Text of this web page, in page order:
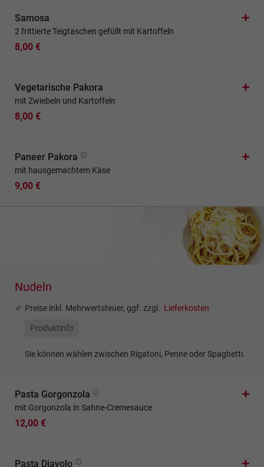
Samosa
2 frittierte Teigtaschen gefüllt mit Kartoffeln
8,00 €
Vegetarische Pakora
mit Zwiebeln und Kartoffeln
8,00 €
Paneer Pakora
mit hausgemachtem Käse
9,00 €
Nudeln
Preise inkl. Mehrwertsteuer, ggf. zzgl. Lieferkosten
Produktinfo
Sie können wählen zwischen Rigatoni, Penne oder Spaghetti.
Pasta Gorgonzola
mit Gorgonzola in Sahne-Cremesauce
12,00 €
Pasta Diavolo